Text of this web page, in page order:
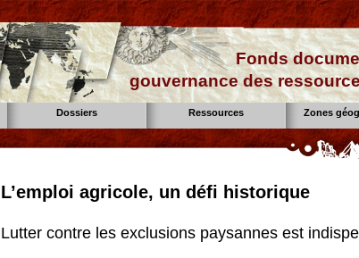
Fonds
gouvernance des
Dossiers Ressources Zones
L’emploi agricole, un défi historique
Lutter contre les exclusions paysannes est